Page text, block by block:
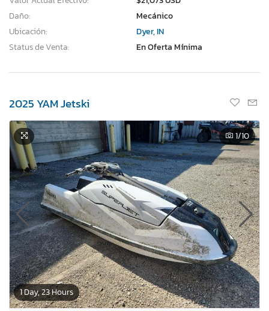
Daño:
Mecánico
Ubicación:
Dyer, IN
Status de Venta:
En Oferta Mínima
2025 YAM Jetski
1 Day, 23 Hours
1/10